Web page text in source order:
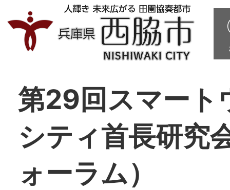
第29回スマート
シティ首長研究
ォーラム）